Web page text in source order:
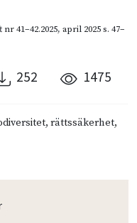
41–42.2025, april 2025s. 47–
252 1475
rättssäkerhet,